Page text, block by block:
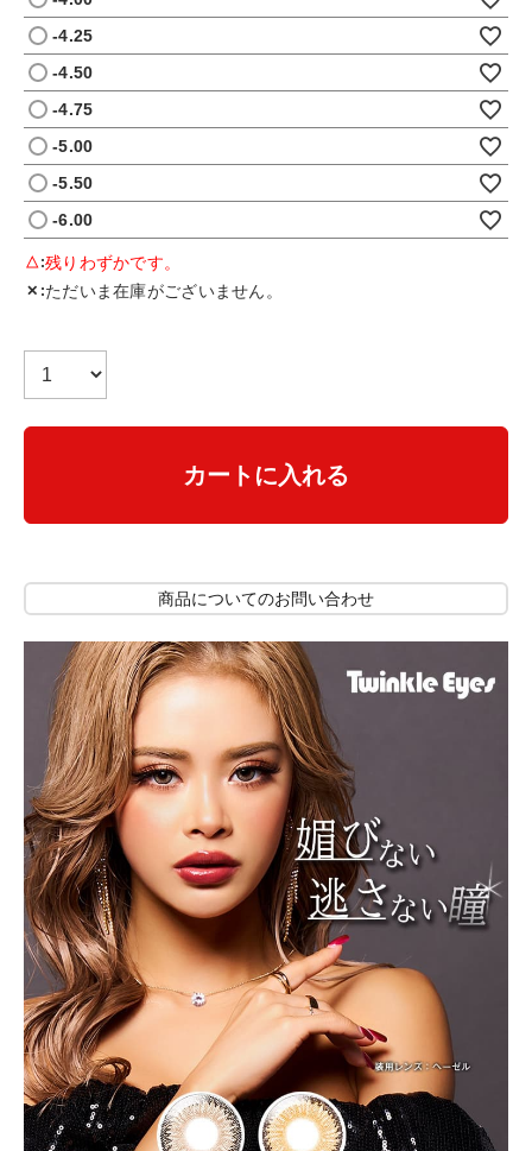
-4.25
-4.50
-4.75
-5.00
-5.50
-6.00
△ 残りわずかです。
✕ ただいま在庫がございません。
カートに入れる
商品についてのお問い合わせ